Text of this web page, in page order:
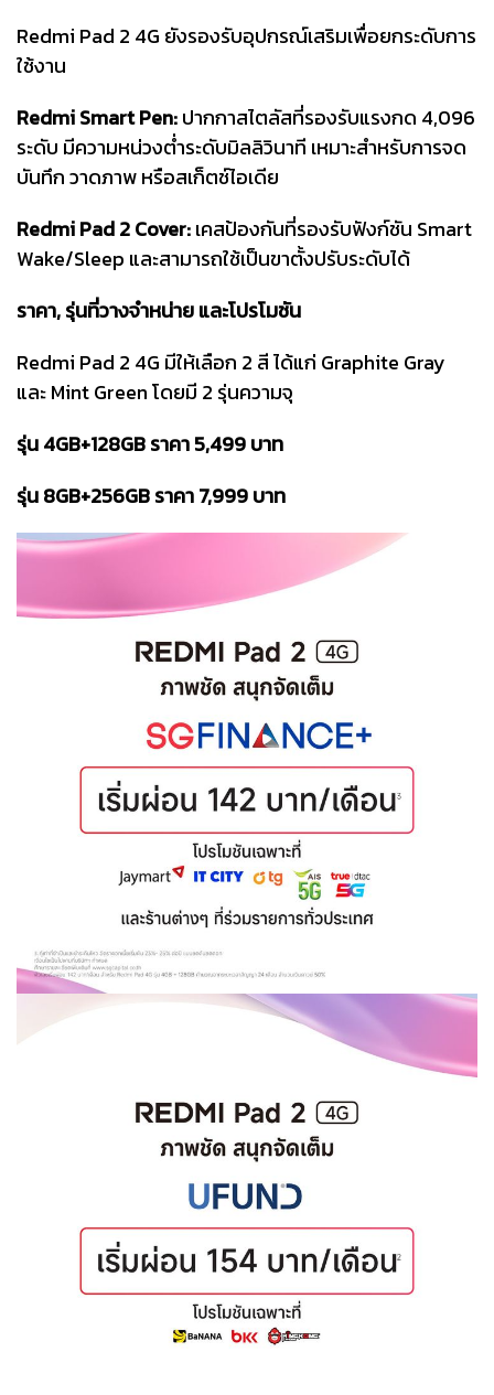
Redmi Pad 2 4G ยังรองรับอุปกรณ์เสริมเพื่อยกระดับการ
ใช้งาน
Redmi Smart Pen:ปากกาสไตลัสที่รองรับแรงกด 4,096
ระดับ มีความหน่วงต่ำระดับมิลลิวินาที เหมาะสำหรับการจด
บันทึก วาดภาพ หรือสเก็ตช์ไอเดีย
Redmi Pad 2 Cover:เคสป้องกันที่รองรับฟังก์ชัน Smart
Wake/Sleep และสามารถใช้เป็นขาตั้งปรับระดับได้
ราคา, รุ่นที่วางจำหน่าย และโปรโมชัน
Redmi Pad 2 4G มีให้เลือก 2 สี ได้แก่ Graphite Gray
และ Mint Green โดยมี 2 รุ่นความจุ
รุ่น 4GB+128GB ราคา 5,499 บาท
รุ่น 8GB+256GB ราคา 7,999 บาท